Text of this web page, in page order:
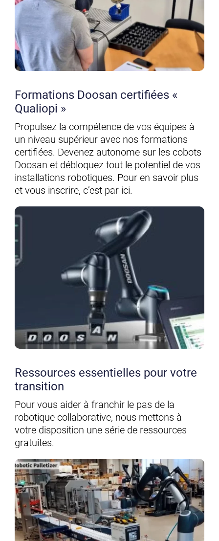
Formations Doosan certifiées «
Qualiopi »
Propulsez la compétence de vos équipes à
un niveau supérieur avec nos formations
certifiées. Devenez autonome sur les cobots
Doosan et débloquez tout le potentiel de vos
installations robotiques. Pour en savoir plus
et vous inscrire, c’est par ici.
Ressources essentielles pour votre
transition
Pour vous aider à franchir le pas de la
robotique collaborative, nous mettons à
votre disposition une série de ressources
gratuites.